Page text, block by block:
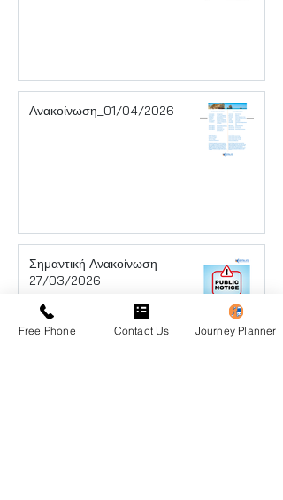
Ανακοίνωση_01/04/2026
Σημαντική Ανακοίνωση-
27/03/2026
Free Phone Contact Us Journey Planner